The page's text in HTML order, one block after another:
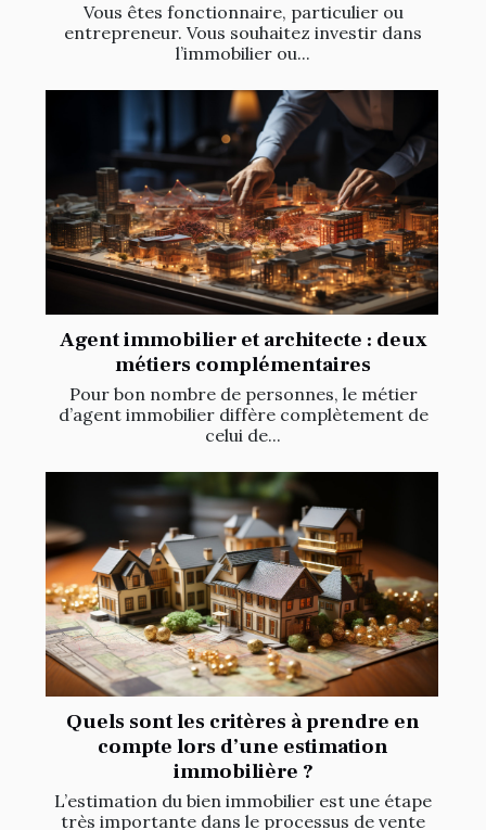
Vous êtes fonctionnaire, particulier ou
entrepreneur. Vous souhaitez investir dans
l’immobilier ou...
Agent immobilier et architecte : deux
métiers complémentaires
Pour bon nombre de personnes, le métier
d’agent immobilier diffère complètement de
celui de...
Quels sont les critères à prendre en
compte lors d’une estimation
immobilière ?
L’estimation du bien immobilier est une étape
très importante dans le processus de vente